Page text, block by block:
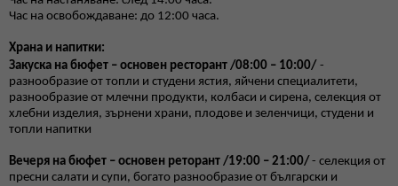
Час на освобождаване: до 12:00 часа.
Храна и напитки:
Закуска на бюфет – основен ресторант /08:00 – 10:00/ -
разнообразие от топли и студени ястия, яйчени специалитети,
разнообразие от млечни продукти, колбаси и сирена, селекция от
хлебни изделия, зърнени храни, плодове и зеленчици, студени и
топли напитки
Вечеря на бюфет – основен реторант /19:00 – 21:00/ - селекция от
пресни салати и супи, богато разнообразие от български и